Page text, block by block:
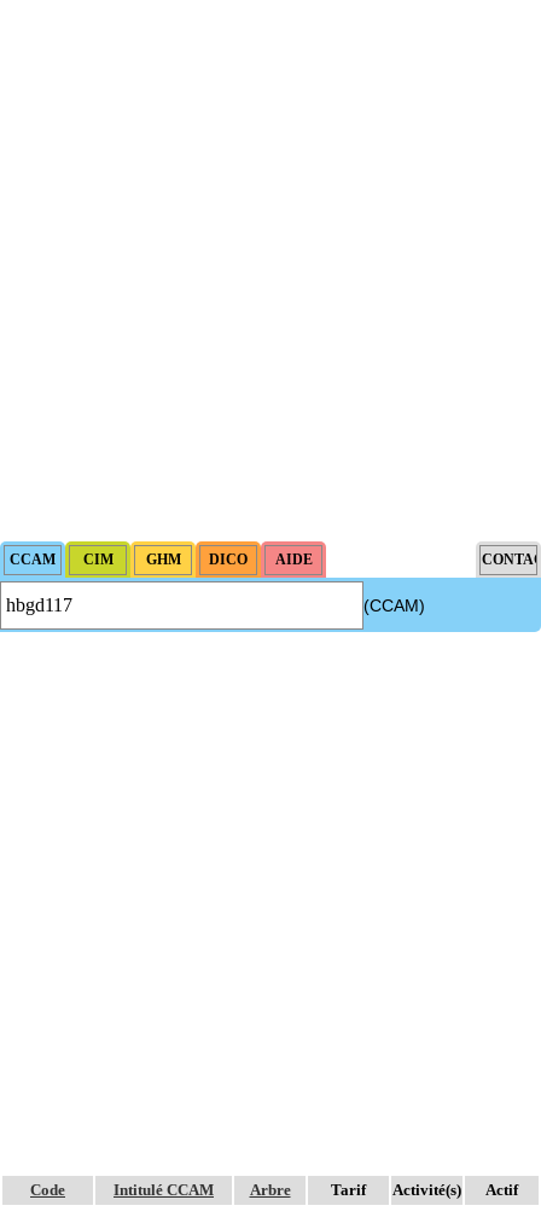
(CCAM)
Code Intitulé CCAM Arbre Tarif Activité(s) Actif